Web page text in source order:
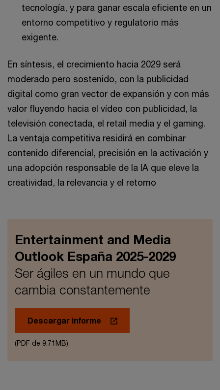
tecnología, y para ganar escala eficiente en un
entorno competitivo y regulatorio más
exigente.
En síntesis, el crecimiento hacia 2029 será
moderado pero sostenido, con la publicidad
digital como gran vector de expansión y con más
valor fluyendo hacia el vídeo con publicidad, la
televisión conectada, el retail media y el gaming.
La ventaja competitiva residirá en combinar
contenido diferencial, precisión en la activación y
una adopción responsable de la IA que eleve la
creatividad, la relevancia y el retorno
Entertainment and Media
Outlook España 2025-2029
Ser ágiles en un mundo que
cambia constantemente
Descargar informe
(PDF de 9.71MB)